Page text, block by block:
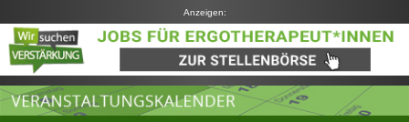
Anzeigen: